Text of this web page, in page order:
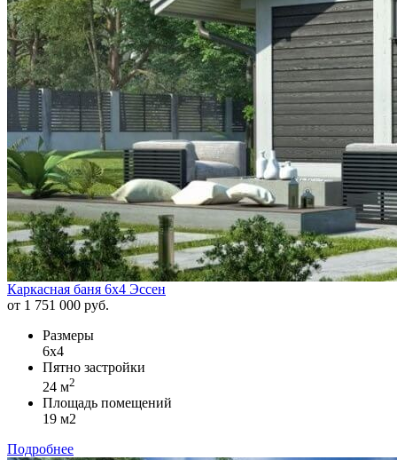
Каркасная баня 6х4 Эссен
от 1 751 000 руб.
Размеры
6х4
Пятно застройки
24 м2
Площадь помещений
19 м2
Подробнее